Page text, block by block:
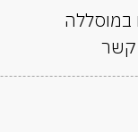
במוסללה
קשר